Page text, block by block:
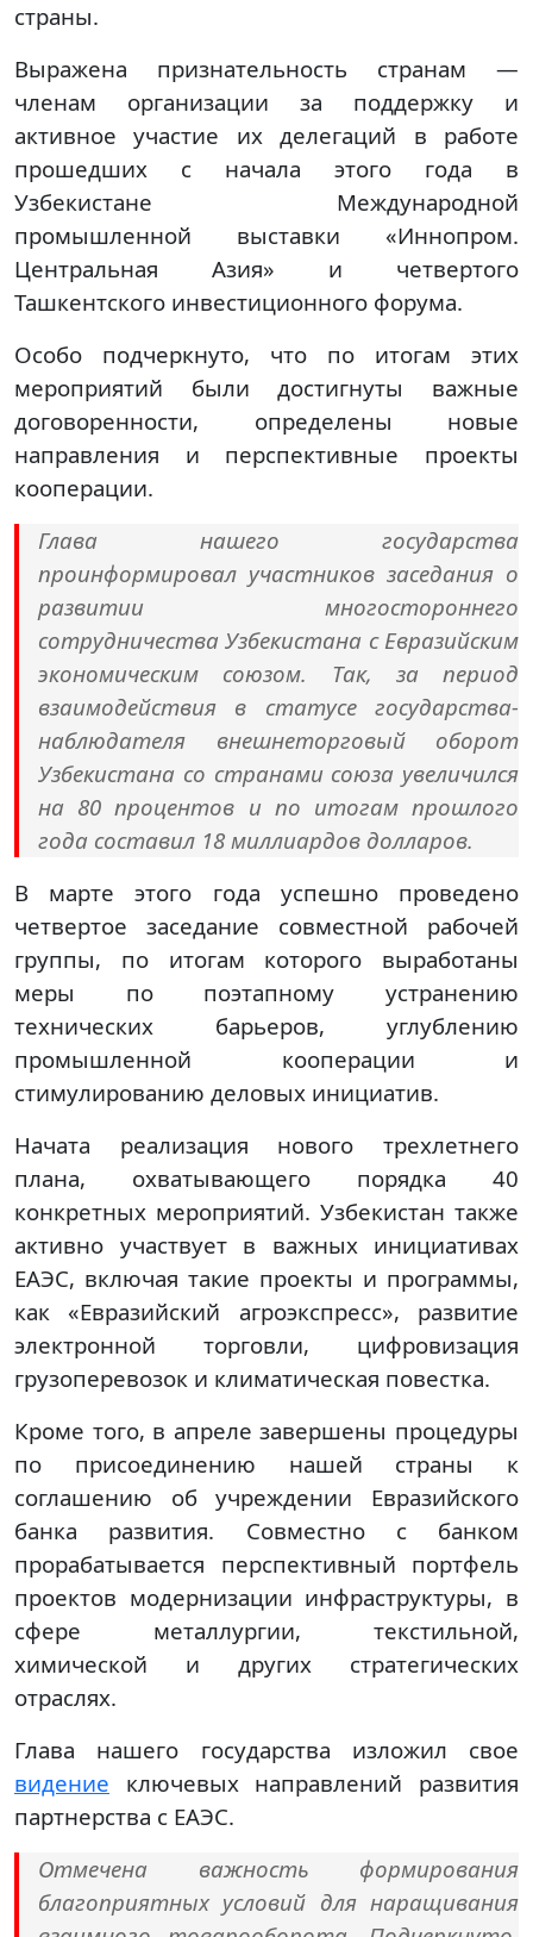
страны.
Выражена признательность странам —
членам организации за поддержку и
активное участие их делегаций в работе
прошедших с начала этого года в
Узбекистане Международной
промышленной выставки «Иннопром.
Центральная Азия» и четвертого
Ташкентского инвестиционного форума.
Особо подчеркнуто, что по итогам этих
мероприятий были достигнуты важные
договоренности, определены новые
направления и перспективные проекты
кооперации.
Глава нашего государства
проинформировал участников заседания о
развитии многостороннего
сотрудничества Узбекистана с Евразийским
экономическим союзом. Так, за период
взаимодействия в статусе государства-
наблюдателя внешнеторговый оборот
Узбекистана со странами союза увеличился
на 80 процентов и по итогам прошлого
года составил 18 миллиардов долларов.
В марте этого года успешно проведено
четвертое заседание совместной рабочей
группы, по итогам которого выработаны
меры по поэтапному устранению
технических барьеров, углублению
промышленной кооперации и
стимулированию деловых инициатив.
Начата реализация нового трехлетнего
плана, охватывающего порядка 40
конкретных мероприятий. Узбекистан также
активно участвует в важных инициативах
ЕАЭС, включая такие проекты и программы,
как «Евразийский агроэкспресс», развитие
электронной торговли, цифровизация
грузоперевозок и климатическая повестка.
Кроме того, в апреле завершены процедуры
по присоединению нашей страны к
соглашению об учреждении Евразийского
банка развития. Совместно с банком
прорабатывается перспективный портфель
проектов модернизации инфраструктуры, в
сфере металлургии, текстильной,
химической и других стратегических
отраслях.
Глава нашего государства изложил свое
видение ключевых направлений развития
партнерства с ЕАЭС.
Отмечена важность формирования
благоприятных условий для наращивания